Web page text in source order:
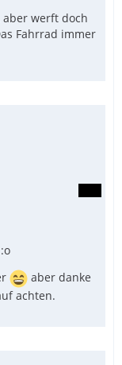
aber werft doch
Fahrrad immer
aber danke
achten.